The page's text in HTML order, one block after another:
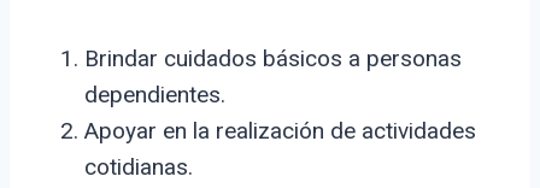
Brindar cuidados básicos a personas
dependientes.
Apoyar en la realización de actividades
cotidianas.